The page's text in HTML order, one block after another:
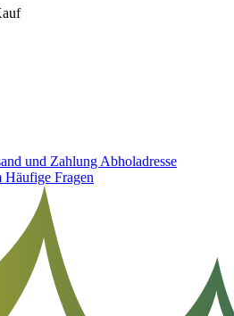
und Zahlung Abholadresse
Häufige Fragen